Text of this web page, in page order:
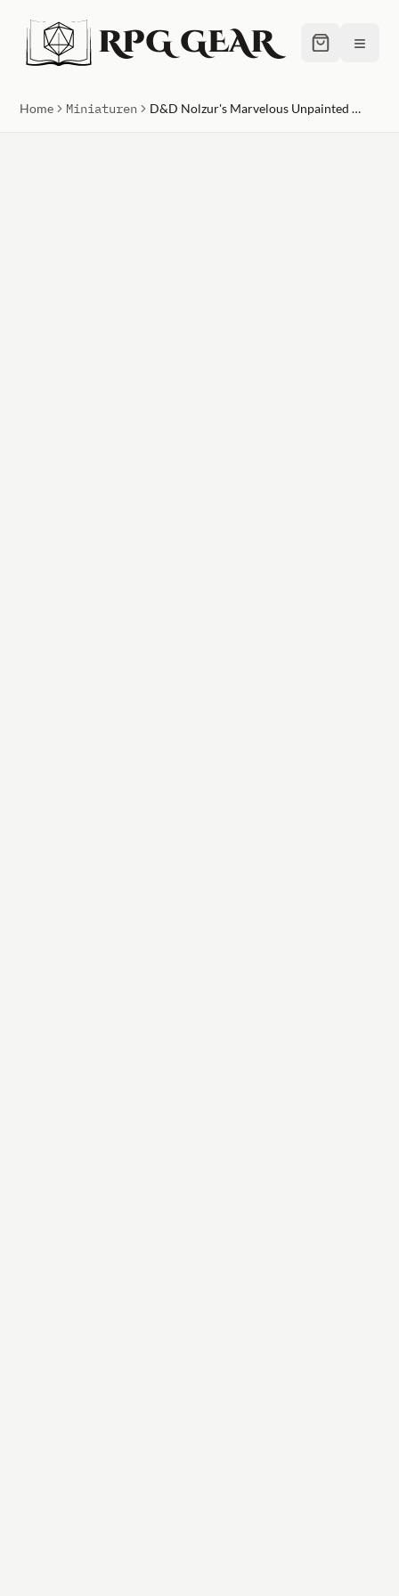
RPG GEAR ≡
Home Miniaturen D&D Nolzur's Marvelous Unpainted Miniatures (W5) Dwarf Male Paladin